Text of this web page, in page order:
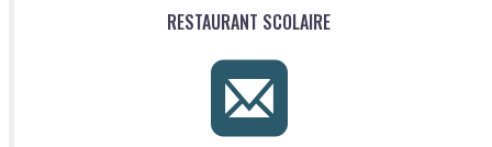
RESTAURANT SCOLAIRE